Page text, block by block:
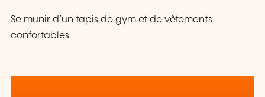
Se munir d’un tapis de gym et de vêtements
confortables.